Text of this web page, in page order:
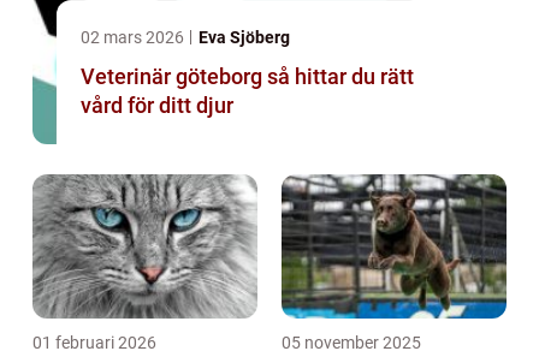
02 mars 2026 Eva Sjöberg
Veterinär göteborg så hittar du rätt
vård för ditt djur
01 februari 2026 05 november 2025